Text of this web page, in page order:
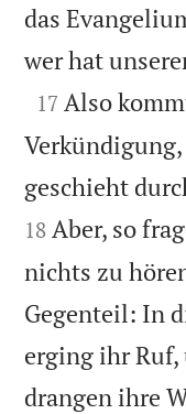
das
wer hat

17 Also
geschieht
18 Aber, so
nichts zu
Gegenteil: In
erging ihr Ruf,
drangen ihre